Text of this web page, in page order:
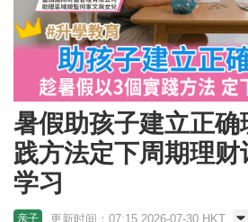
暑假助孩子建立正
践方法定下周期理财
学习
亲子 更新时间：07:15 2026-07-30 HKT